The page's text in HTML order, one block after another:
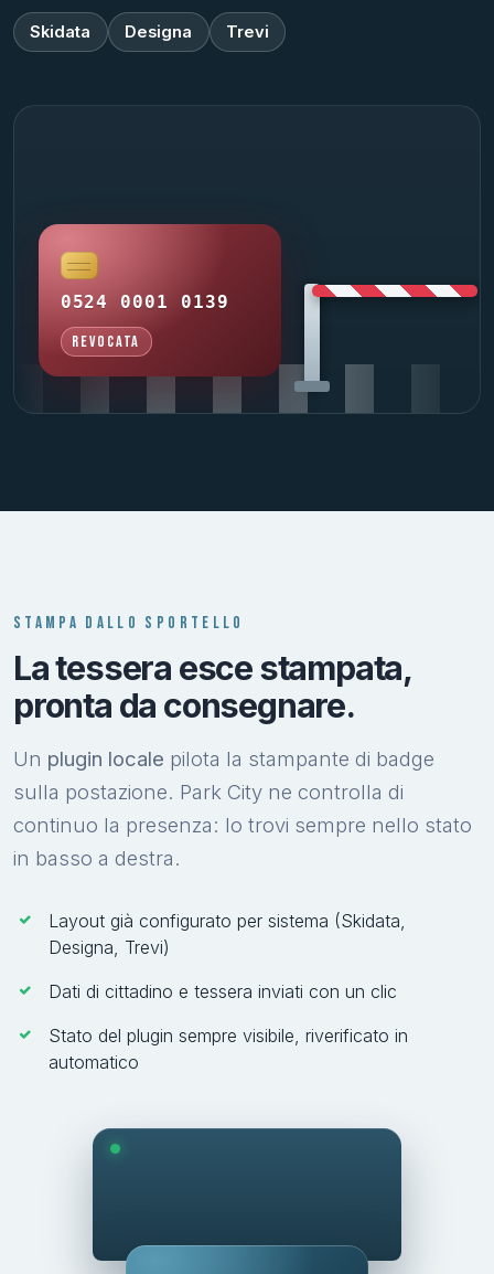
Skidata Designa Trevi
0524 0001 0139
Revocata
STAMPA DALLO SPORTELLO
La tessera esce stampata,
pronta da consegnare.
Un plugin locale pilota la stampante di badge
sulla postazione. Park City ne controlla di
continuo la presenza: lo trovi sempre nello stato
in basso a destra.
Layout già configurato per sistema (Skidata,
Designa, Trevi)
Dati di cittadino e tessera inviati con un clic
Stato del plugin sempre visibile, riverificato in
automatico